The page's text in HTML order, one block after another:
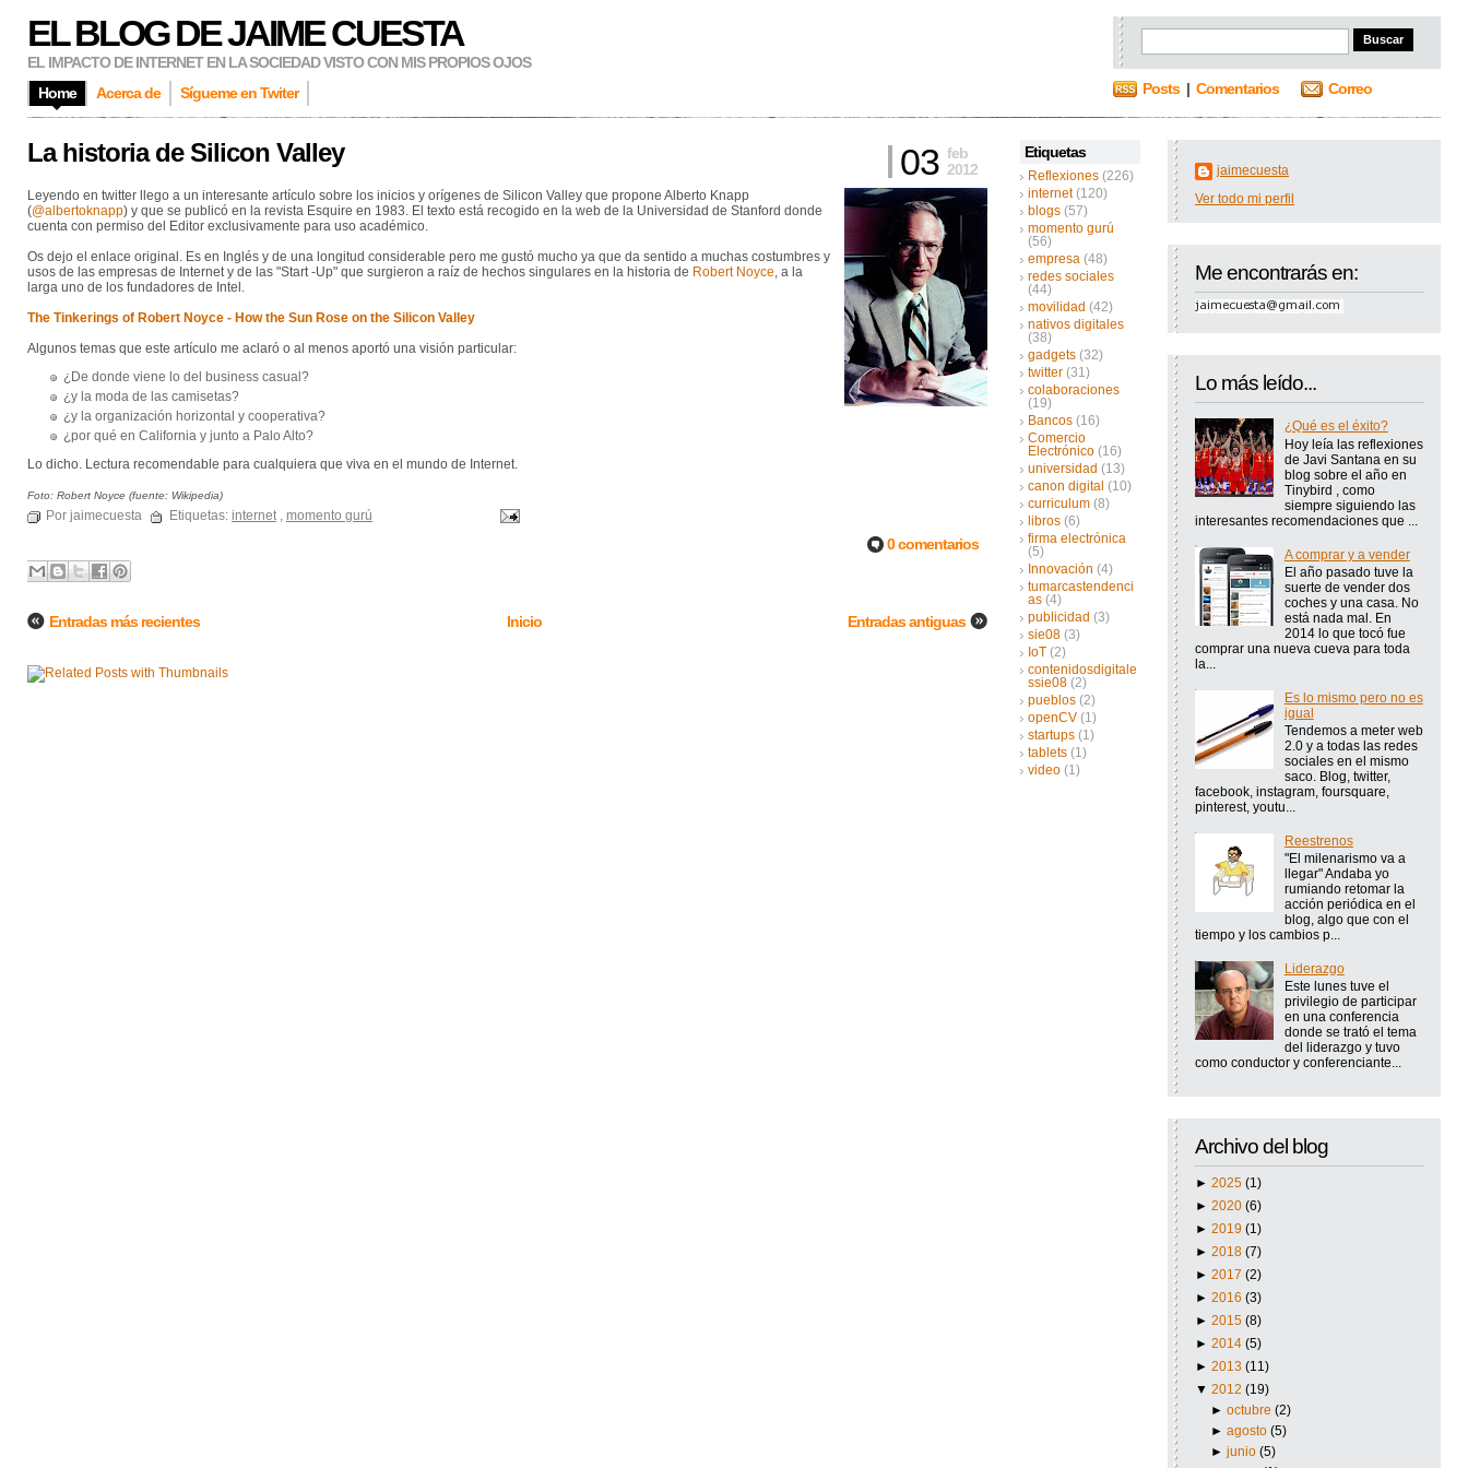
EL BLOG DE JAIME CUESTA
EL IMPACTO DE INTERNET EN LA SOCIEDAD VISTO CON MIS PROPIOS OJOS
Home
Acerca de Sígueme en Twiter Posts| Comentarios Correo
Etiquetas
Reflexiones (226)
internet (120)
blogs (57)
momento gurú
(56)
empresa (48)
redes sociales
(44)
movilidad (42)
nativos digitales
(38)
gadgets (32)
twitter (31)
colaboraciones
(19)
Bancos (16)
Comercio
Electrónico (16)
universidad (13)
canon digital (10)
curriculum (8)
libros (6)
firma electrónica
(5)
Innovación (4)
tumarcastendenci
as (4)
publicidad (3)
sie08 (3)
IoT (2)
contenidosdigitale
ssie08 (2)
pueblos (2)
openCV (1)
startups (1)
tablets (1)
video (1)
jaimecuesta
Ver todo mi perfil
Me encontrarás en:
Lo más leído...
¿Qué es el éxito?
Hoy leía las reflexiones
de Javi Santana en su
blog sobre el año en
Tinybird , como
siempre siguiendo las
interesantes recomendaciones que ...
A comprar y a vender
El año pasado tuve la
suerte de vender dos
coches y una casa. No
está nada mal. En
2014 lo que tocó fue
comprar una nueva cueva para toda
la...
Es lo mismo pero no es
igual
Tendemos a meter web
2.0 y a todas las redes
sociales en el mismo
saco. Blog, twitter,
facebook, instagram, foursquare,
pinterest, youtu...
Reestrenos
"El milenarismo va a
llegar" Andaba yo
rumiando retomar la
acción periódica en el
blog, algo que con el
tiempo y los cambios p...
Liderazgo
Este lunes tuve el
privilegio de participar
en una conferencia
donde se trató el tema
del liderazgo y tuvo
como conductor y conferenciante...
Archivo del blog
► 2025 (1)
► 2020 (6)
► 2019 (1)
► 2018 (7)
► 2017 (2)
► 2016 (3)
► 2015 (8)
► 2014 (5)
► 2013 (11)
▼ 2012 (19)
►octubre(2)
►agosto(5)
►junio(5)
La historia de Silicon Valley 03 feb
2012
Leyendo en twitter llego a un interesante artículo sobre los inicios y orígenes de Silicon Valley que propone Alberto Knapp
(@albertoknapp) y que se publicó en la revista Esquire en 1983. El texto está recogido en la web de la Universidad de Stanford donde
cuenta con permiso del Editor exclusivamente para uso académico.
Os dejo el enlace original. Es en Inglés y de una longitud considerable pero me gustó mucho ya que da sentido a muchas costumbres y
usos de las empresas de Internet y de las "Start -Up" que surgieron a raíz de hechos singulares en la historia de Robert Noyce, a la
larga uno de los fundadores de Intel.
The Tinkerings of Robert Noyce - How the Sun Rose on the Silicon Valley
Algunos temas que este artículo me aclaró o al menos aportó una visión particular:
¿De donde viene lo del business casual?
¿y la moda de las camisetas?
¿y la organización horizontal y cooperativa?
¿por qué en California y junto a Palo Alto?
Lo dicho. Lectura recomendable para cualquiera que viva en el mundo de Internet.
Foto: Robert Noyce (fuente: Wikipedia)
Por jaimecuesta Etiquetas: internet , momento gurú
0 comentarios
Entradas más recientes Entradas antiguas
Inicio